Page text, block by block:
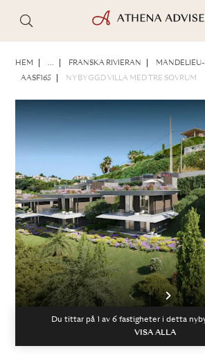
HEM ... FRANSKA RIVIERAN
AASF165 NYBYGGD VILLA MED TRE SOVRUM
Du tittar på 1 av 6fastigheter i detta
VISA ALLA